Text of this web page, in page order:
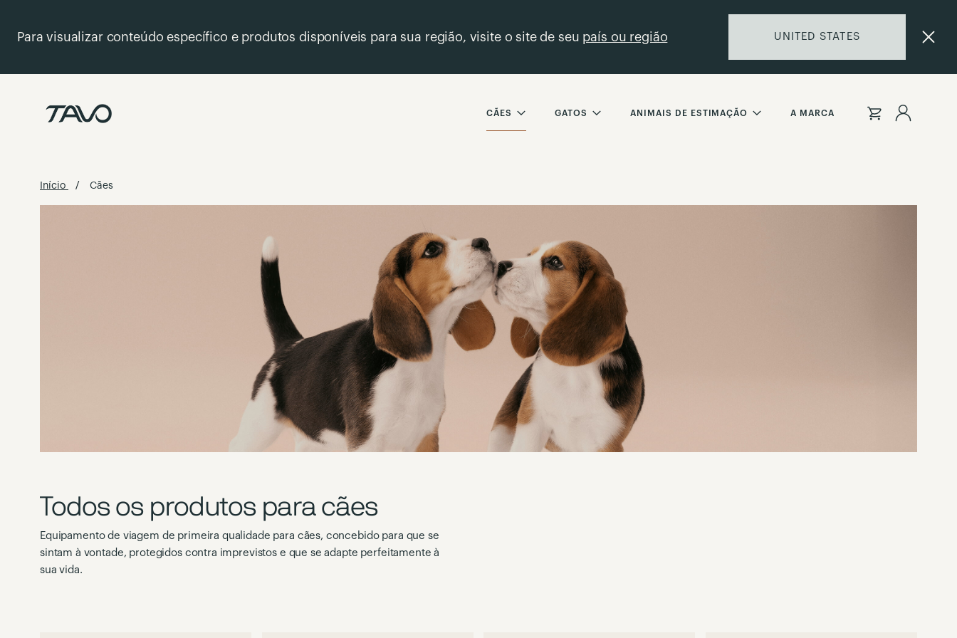
Para visualizar conteúdo específico e produtos disponíveis para sua região, visite o site de seu país ou região UNITED STATES
CÃES GATOS ANIMAIS DE ESTIMAÇÃO A MARCA
Início Cães
Todos os produtos para cães
Equipamento de viagem de primeira qualidade para cães, concebido para que se
sintam à vontade, protegidos contra imprevistos e que se adapte perfeitamente à
sua vida.